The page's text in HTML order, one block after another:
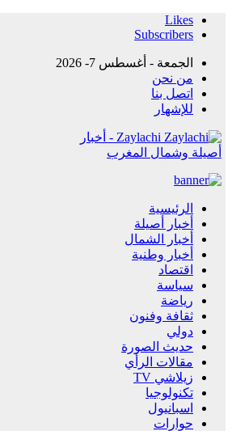
Likes
Subscribers
الجمعة - أغسطس 7- 2026
من نحن
اتصل بنا
للإشهار
Zaylachi - أخبار
أصيلة وشمال المغرب
الرئيسية
أخبار أصيلة
أخبار الشمال
أخبار وطنية
اقتصاد
سياسة
رياضة
ثقافة وفنون
دولي
حديث الصورة
مقالات الرأي
زيلاشي TV
تكنولوجيا
اسبانيول
حوارات